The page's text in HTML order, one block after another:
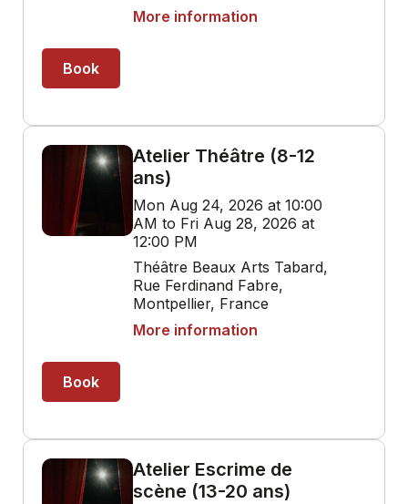
More information
Book
Atelier Théâtre (8-12
ans)
Mon Aug 24, 2026 at 10:00
AM to Fri Aug 28, 2026 at
12:00 PM
Théâtre Beaux Arts Tabard,
Rue Ferdinand Fabre,
Montpellier, France
More information
Book
Atelier Escrime de
scène (13-20 ans)